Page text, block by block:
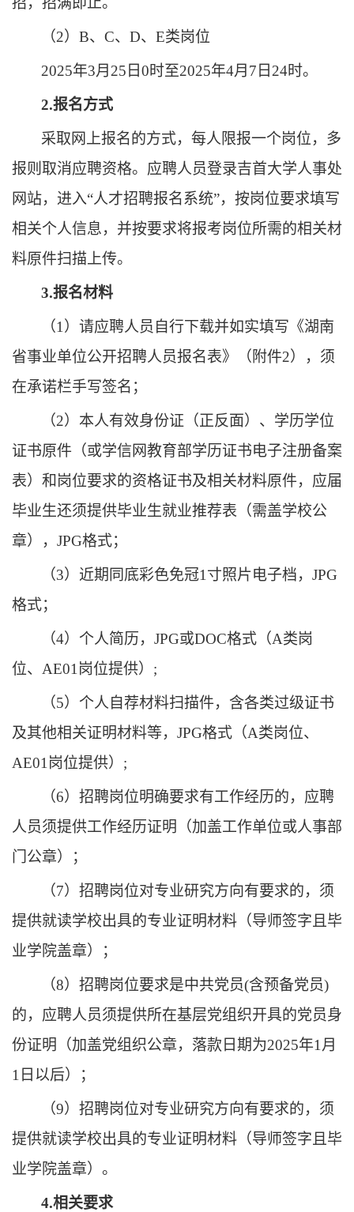
（2）B、C、D、E类岗位
2025年3月25日0时至2025年4月7日24时。
2.报名方式
采取网上报名的方式，每人限报一个岗位，多
报则取消应聘资格。 应聘人员登录吉首大学人事处
网站， 进入“人才招聘报名系统”，按岗位要求填写
相关个人信息，并按要求将报考岗位所需的相关材
料原件扫描上传。
3.报名材料
（1 ） 请应聘人员 自行下载并如实填写《湖南
省事业单位公开招聘人员报名表》
（ 附件2）， 须
在承诺栏手写签名 ；
（2） 本人有效身份证 （ 正反面） 、学历学位
证书原件（或学信网教育部学历证书电子注册备案
表）和岗位要求的资格证书及相关材料原件， 应届
毕业生还须提供毕业生就业推荐表（需盖学校公
章）
， JPG格式；
（3）近期同底彩色免冠1寸照片电子档，JPG
格式；
（4）个人简历，JPG或DOC格式（A类岗
位、AE01岗位提供）;
（5）个人自荐材料扫描件，含各类过级证书
及其他相关证明材料等，JPG格式（A类岗位、
AE01岗位提供）;
（6） 招聘岗位明确要求有工作经历的，应聘
人员须提供工作经历证明（加盖工作单位或人事部
门公章） ；
（7） 招聘岗位对专业研究方向有要求的，须
提供就读学校出具的专业证明材料（导师签字且毕
业学院盖章）；
（8）招聘岗位要求是中共党员(含预备党员)
的，应聘人员须提供所在基层党组织开具的党员身
份证明（加盖党组织公章，落款日期为2025年1 月
1日 以后）；
（9） 招聘岗位对专业研究方向有要求的，须
提供就读学校出具的专业证明材料（导师签字且毕
业学院盖章）。
4.相关要求